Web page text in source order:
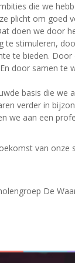
die we
plicht om goed
doen we door
te stimuleren,
te bieden. Door
door samen te
basis die we
verder in
we aan een
van onze
De